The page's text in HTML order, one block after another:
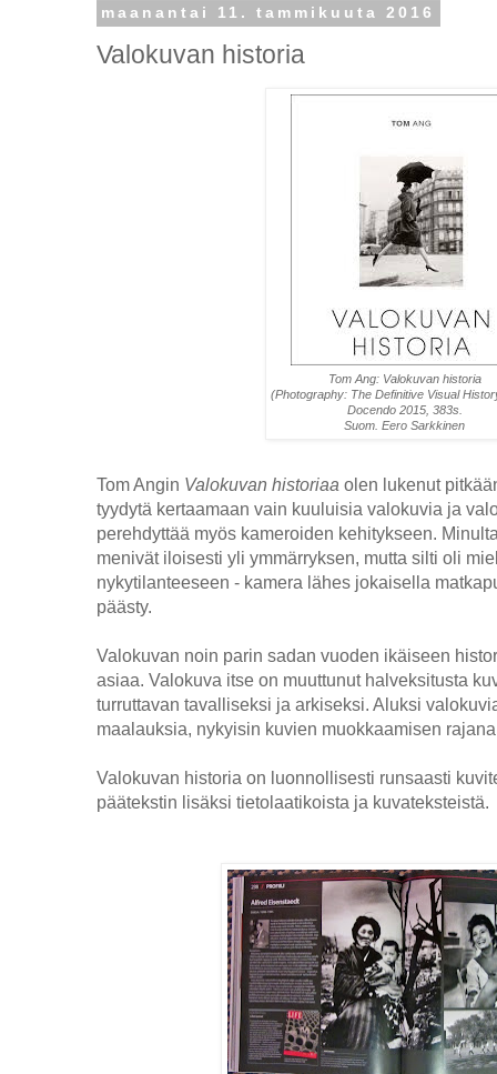
maanantai 11. tammikuuta 2016
Valokuvan historia
Tom Ang: Valokuvan historia
(Photography: The Definitive Visual
Docendo 2015, 383s.
Suom. Eero Sarkkinen
Tom Angin Valokuvan historiaa olen lukenut
tyydytä kertaamaan vain kuuluisia valokuvia ja
perehdyttää myös kameroiden kehitykseen.
menivät iloisesti yli ymmärryksen, mutta silti oli
nykytilanteeseen - kamera lähes jokaisella
päästy.
Valokuvan noin parin sadan vuoden ikäiseen
asiaa. Valokuva itse on muuttunut halveksitusta
turruttavan tavalliseksi ja arkiseksi. Aluksi
maalauksia, nykyisin kuvien muokkaamisen
Valokuvan historia on luonnollisesti runsaasti
päätekstin lisäksi tietolaatikoista ja kuvateksteistä.